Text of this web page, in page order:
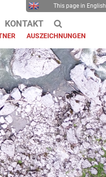
This page in English
AUSZEICHNUNGEN
KONTAKT